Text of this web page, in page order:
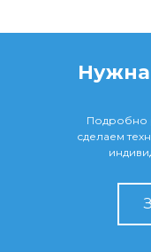
Нужна
Подробно
сделаем